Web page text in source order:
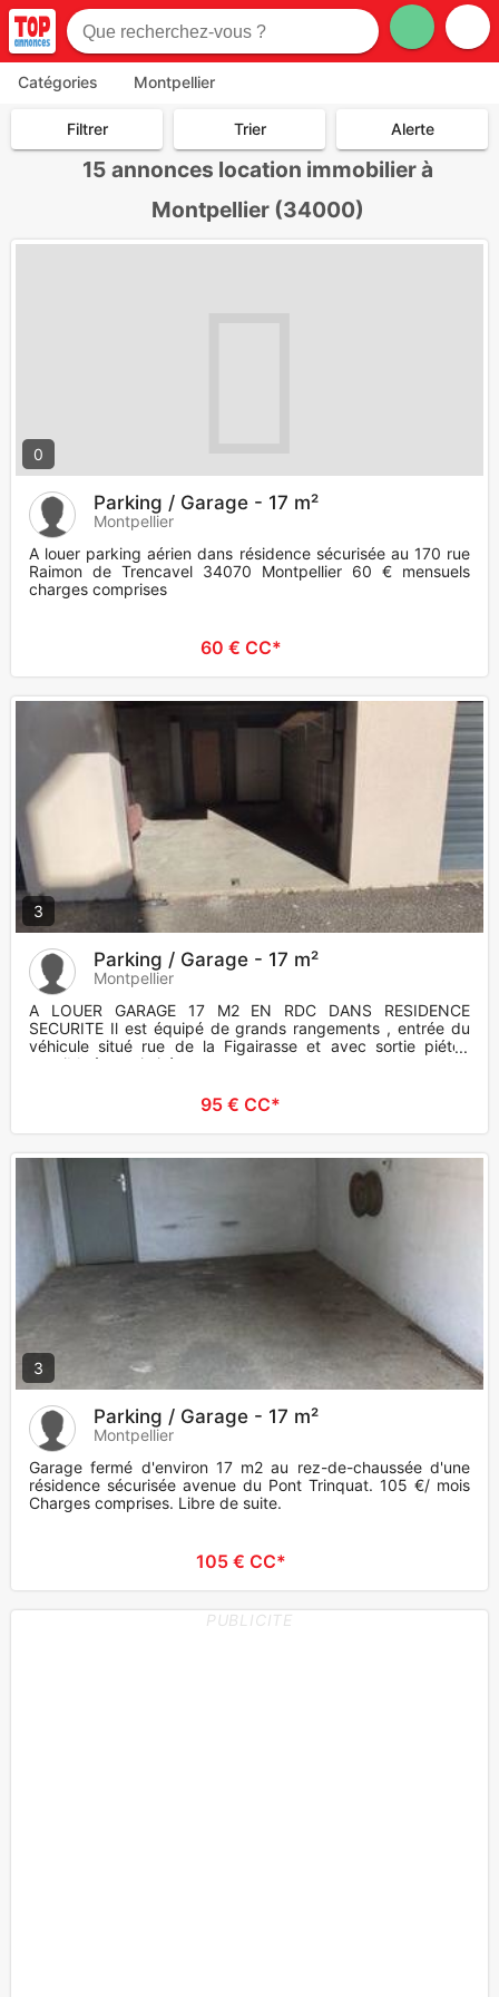
Catégories Montpellier
Filtrer Trier Alerte
15 annonces location immobilier à
Montpellier (34000)
0
Parking / Garage - 17 m²
Montpellier
A louer parking aérien dans résidence sécurisée au 170 rue
Raimon de Trencavel 34070 Montpellier 60 € mensuels
charges comprises
60 € CC*
3
Parking / Garage - 17 m²
Montpellier
A LOUER GARAGE 17 M2 EN RDC DANS RESIDENCE
SECURITE Il est équipé de grands rangements , entrée du
véhicule situé rue de la Figairasse et avec sortie piéton
possible à proximité
95 € CC*
3
Parking / Garage - 17 m²
Montpellier
Garage fermé d'environ 17 m2 au rez-de-chaussée d'une
résidence sécurisée avenue du Pont Trinquat. 105 €/ mois
Charges comprises. Libre de suite.
105 € CC*
PUBLICITE